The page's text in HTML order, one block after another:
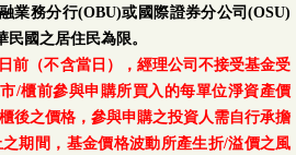
業務分行(OBU)或國際證券分公司(OSU)
國之居住民為限。
前（不含當日），經理公司不接受基金受
/櫃前參與申購所買入的每單位淨資產價
後之價格，參與申購之投資人需自行承擔
期間，基金價格波動所產生折/溢價之風